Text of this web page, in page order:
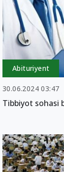
Abituriyent
30.06.2024 03:47
Tibbiyot sohasi